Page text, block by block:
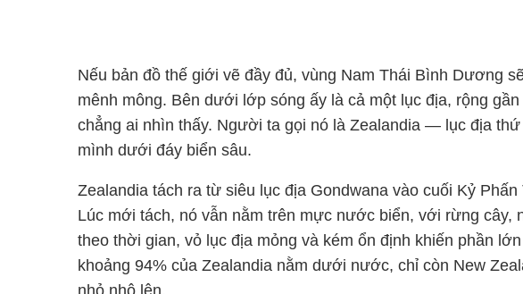
Nếu bản đồ thế giới vẽ đầy đủ, vùng Nam Thái Bình Dương
mênh mông. Bên dưới lớp sóng ấy là cả một lục địa, rộng
chẳng ai nhìn thấy. Người ta gọi nó là Zealandia — lục địa
mình dưới đáy biển sâu.
Zealandia tách ra từ siêu lục địa Gondwana vào cuối Kỷ
Lúc mới tách, nó vẫn nằm trên mực nước biển, với rừng cây,
theo thời gian, vỏ lục địa mỏng và kém ổn định khiến phần
khoảng 94% của Zealandia nằm dưới nước, chỉ còn New
nhỏ nhô lên.